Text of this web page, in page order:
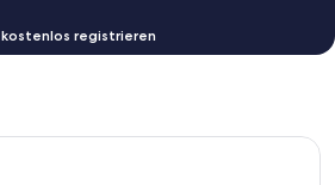
registrieren